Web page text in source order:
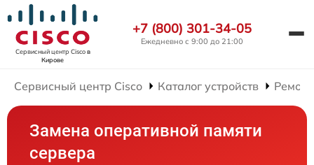
Сервисный центр Ciscoв
Кирове
+7 (800) 301-34-05
Ежедневно с 9:00 до 21:00
Сервисный центр Cisco Каталог устройств
Замена оперативной памяти
сервера